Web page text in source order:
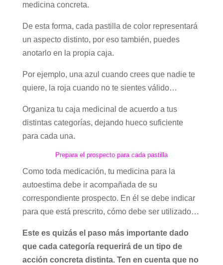
medicina concreta.
De esta forma, cada pastilla de color representará
un aspecto distinto, por eso también, puedes
anotarlo en la propia caja.
Por ejemplo, una azul cuando crees que nadie te
quiere, la roja cuando no te sientes válido…
Organiza tu caja medicinal de acuerdo a tus
distintas categorías, dejando hueco suficiente
para cada una.
Prepara el prospecto para cada pastilla
Como toda medicación, tu medicina para la
autoestima debe ir acompañada de su
correspondiente prospecto. En él se debe indicar
para que está prescrito, cómo debe ser utilizado…
Este es quizás el paso más importante dado
que cada categoría requerirá de un tipo de
acción concreta distinta. Ten en cuenta que no